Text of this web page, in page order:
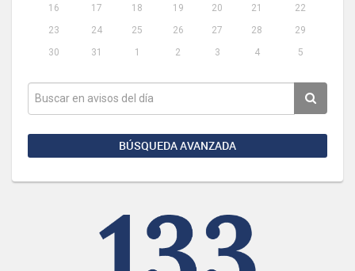
16
17 18 19 20 21
22
23
24 25 26 27 28
29
30
31 1 2 3 4 5
BÚSQUEDA AVANZADA